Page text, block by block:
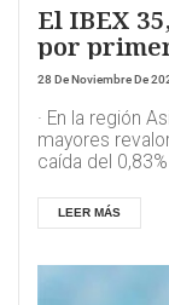
El IBEX
por
2020.
28 De Noviembre De
· En la región
mayores
caída del
LEER MÁS